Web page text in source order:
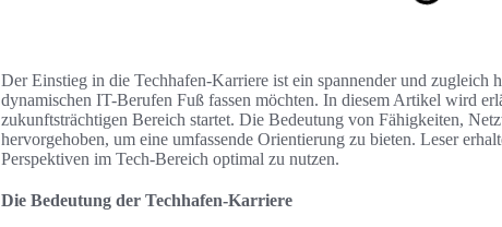
Der Einstieg in die Techhafen-Karriere ist ein spannender und zugleich
dynamischen IT-Berufen Fuß fassen möchten. In diesem Artikel wird
zukunftsträchtigen Bereich startet. Die Bedeutung von Fähigkeiten,
hervorgehoben, um eine umfassende Orientierung zu bieten. Leser
Perspektiven im Tech-Bereich optimal zu nutzen.
Die Bedeutung der Techhafen-Karriere